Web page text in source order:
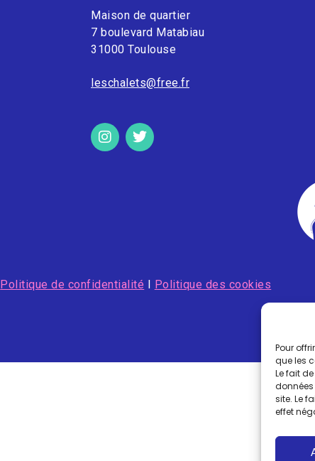
Pour
que les
Le fait
site. Le
effet
Maison de quartier
7 boulevard Matabiau
31000 Toulouse
leschalets@free.fr
Politique de confidentialité I Politique des cookies